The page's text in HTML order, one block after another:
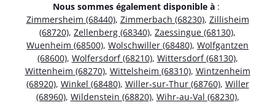
Nous sommes également disponible à :
Zimmersheim (68440), Zimmerbach (68230), Zillisheim
(68720), Zellenberg (68340), Zaessingue (68130),
Wuenheim (68500), Wolschwiller (68480), Wolfgantzen
(68600), Wolfersdorf (68210), Wittersdorf (68130),
Wittenheim (68270), Wittelsheim (68310), Wintzenheim
(68920), Winkel (68480), Willer-sur-Thur (68760), Willer
(68960), Wildenstein (68820), Wihr-au-Val (68230),